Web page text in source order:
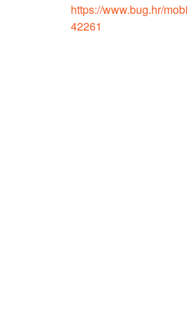
https://www.bug.hr/
42261